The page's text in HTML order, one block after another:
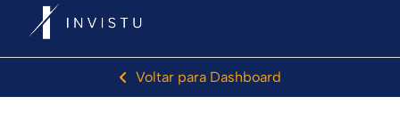
Voltar para Dashboard